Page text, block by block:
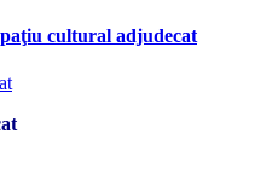
cultural adjudecat